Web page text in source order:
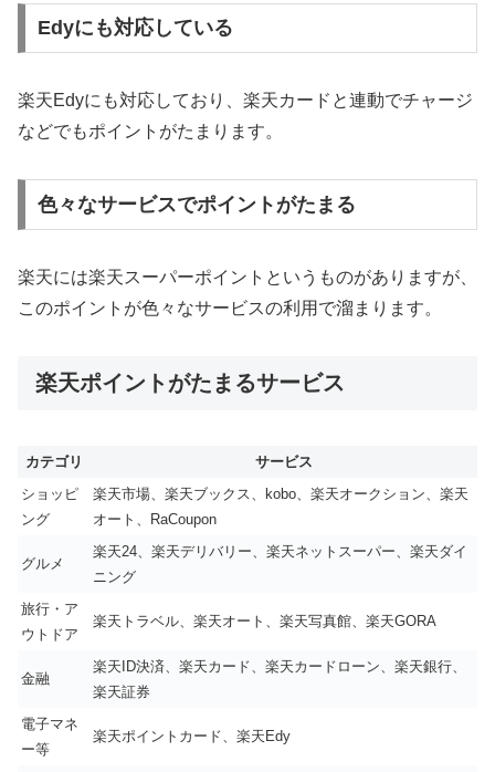
Edyにも対応している
楽天Edyにも対応しており、楽天カードと連動でチャージ
などでもポイントがたまります。
色々なサービスでポイントがたまる
楽天には楽天スーパーポイントというものがありますが、
このポイントが色々なサービスの利用で溜まります。
楽天ポイントがたまるサービス
カテゴリ
サービス
ショッピ
ング
楽天市場、楽天ブックス、kobo、楽天オークション、楽天
オート、RaCoupon
グルメ
楽天24、楽天デリバリー、楽天ネットスーパー、楽天ダイ
ニング
旅行・ア
ウトドア
楽天トラベル、楽天オート、楽天写真館、楽天GORA
金融
楽天ID決済、楽天カード、楽天カードローン、楽天銀行、
楽天証券
電子マネ
ー等
楽天ポイントカード、楽天Edy